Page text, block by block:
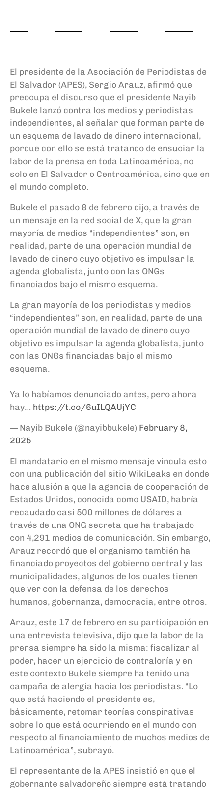
El presidente de la Asociación de Periodistas de
El Salvador (APES), Sergio Arauz, afirmó que
preocupa el discurso que el presidente Nayib
Bukele lanzó contra los medios y periodistas
independientes, al señalar que forman parte de
un esquema de lavado de dinero internacional,
porque con ello se está tratando de ensuciar la
labor de la prensa en toda Latinoamérica, no
solo en El Salvador o Centroamérica, sino que en
el mundo completo.
Bukele el pasado 8 de febrero dijo, a través de
un mensaje en la red social de X, que la gran
mayoría de medios “independientes” son, en
realidad, parte de una operación mundial de
lavado de dinero cuyo objetivo es impulsar la
agenda globalista, junto con las ONGs
financiados bajo el mismo esquema.
La gran mayoría de los periodistas y medios
“independientes” son, en realidad, parte de una
operación mundial de lavado de dinero cuyo
objetivo es impulsar la agenda globalista, junto
con las ONGs financiadas bajo el mismo
esquema.
Ya lo habíamos denunciado antes, pero ahora
hay… https://t.co/6uILQAUjYC
— Nayib Bukele (@nayibbukele) February 8,
2025
El mandatario en el mismo mensaje vincula esto
con una publicación del sitio WikiLeaks en donde
hace alusión a que la agencia de cooperación de
Estados Unidos, conocida como USAID, habría
recaudado casi 500 millones de dólares a
través de una ONG secreta que ha trabajado
con 4,291 medios de comunicación. Sin embargo,
Arauz recordó que el organismo también ha
financiado proyectos del gobierno central y las
municipalidades, algunos de los cuales tienen
que ver con la defensa de los derechos
humanos, gobernanza, democracia, entre otros.
Arauz, este 17 de febrero en su participación en
una entrevista televisiva, dijo que la labor de la
prensa siempre ha sido la misma: fiscalizar al
poder, hacer un ejercicio de contraloría y en
este contexto Bukele siempre ha tenido una
campaña de alergia hacia los periodistas. “Lo
que está haciendo el presidente es,
básicamente, retomar teorías conspirativas
sobre lo que está ocurriendo en el mundo con
respecto al financiamiento de muchos medios de
Latinoamérica”, subrayó.
El representante de la APES insistió en que el
gobernante salvadoreño siempre está tratando